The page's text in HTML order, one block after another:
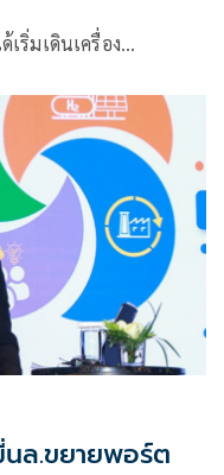
เริ่มเดินเครื่อง…
ล.ขยายพอร์ต